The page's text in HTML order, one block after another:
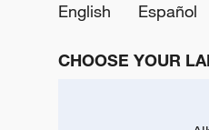
English
Español
CHOOSE YOUR